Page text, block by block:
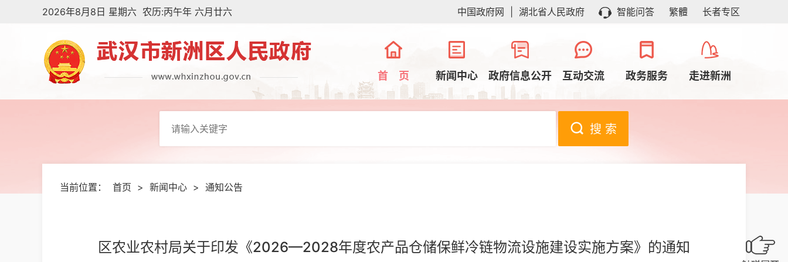
2026年8月8日 星期六 农历:丙午年 六月廿六 智能问答 繁體 长者专区
中国政府网 湖北省人民政府
首 页 新闻中心 政府信息公开 互动交流 政务服务 走进新洲
搜 索
当前位置： 首页 > 新闻中心 > 通知公告
区农业农村局关于印发《2026—2028年度农产品仓储保鲜冷链物流设施建设实施方案》的通知